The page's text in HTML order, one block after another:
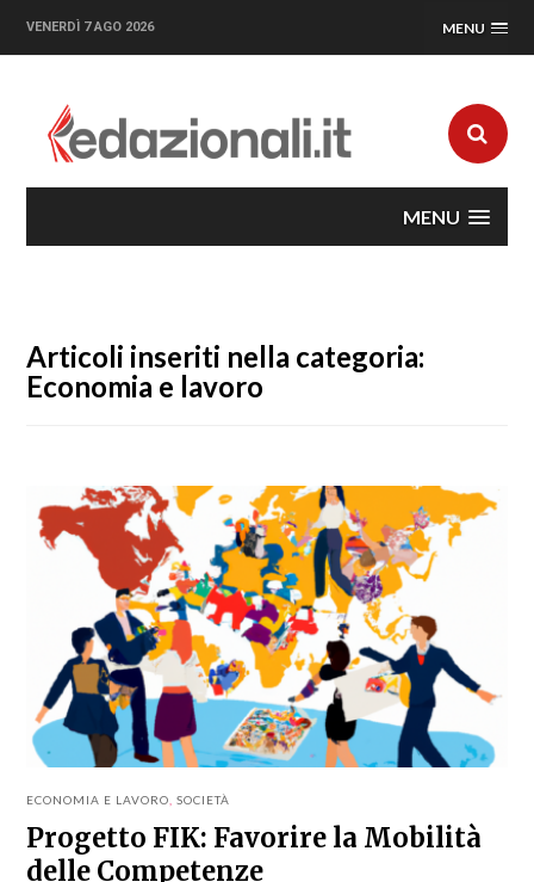
VENERDÌ 7 AGO 2026 MENU
MENU
Articoli inseriti nella categoria:
Economia e lavoro
ECONOMIA E LAVORO ,SOCIETÀ
Progetto FIK: Favorire la Mobilità
delle Competenze